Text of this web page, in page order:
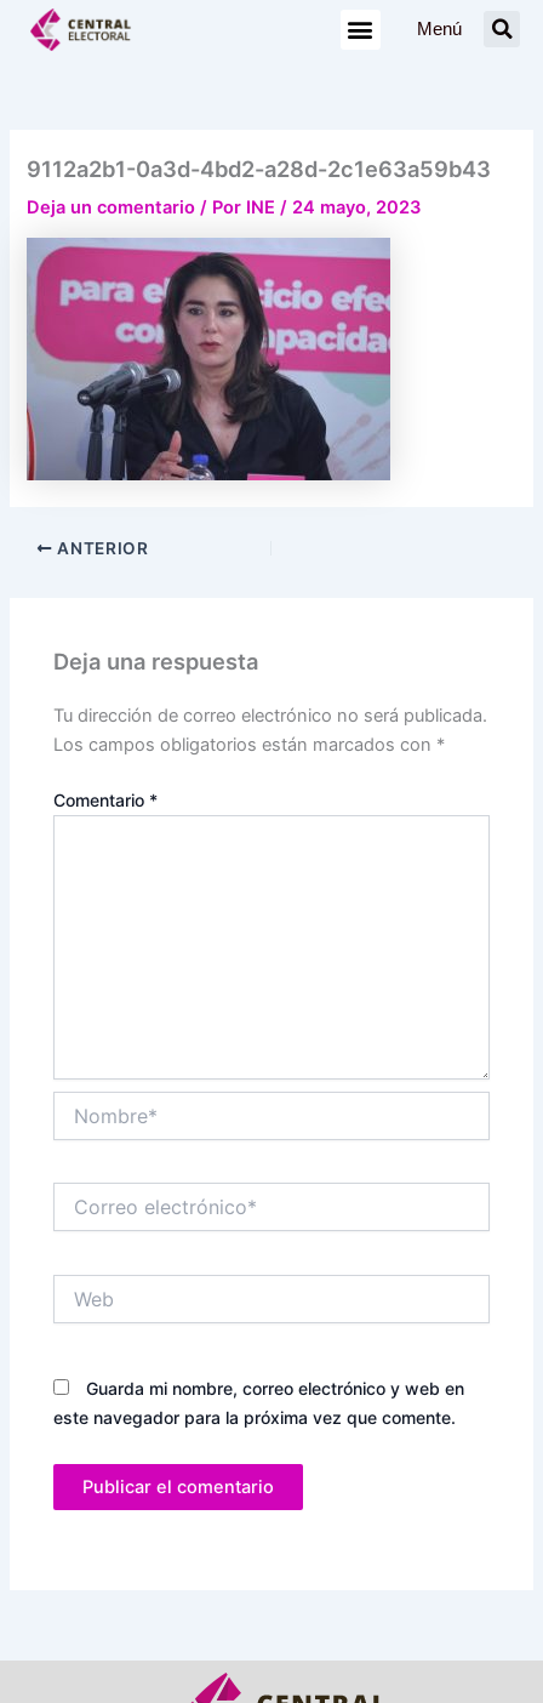
Menú
9112a2b1-0a3d-4bd2-a28d-2c1e63a59b43
Deja un comentario / Por INE/ 24 mayo, 2023
ANTERIOR
Deja una respuesta
Tu dirección de correo electrónico no será publicada.
Los campos obligatorios están marcados con *
Comentario *
electrónico*
Guarda mi nombre, correo electrónico y web en
este navegador para la próxima vez que comente.